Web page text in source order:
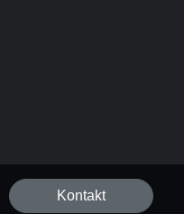
Kontakt